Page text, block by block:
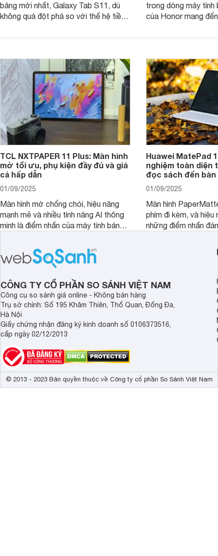
bảng mới nhất, Galaxy Tab S11, dù
không quá đột phá so với thế hệ tiền
đến trải nghiệm người dùng liền mạch
và mượt mà hơn.
trong dòng máy tính
của Honor mang
để lại một điểm trừ
TCL NXTPAPER 11 Plus: Màn hình
mờ tối ưu, phụ kiện đầy đủ và giá
cả hấp dẫn
01/09/2025
Màn hình mờ chống chói, hiệu năng
mạnh mẽ và nhiều tính năng AI thông
minh là điểm nhấn của máy tính bảng
đáng chú ý trong phân khúc tầm
trung.
Huawei MatePad
nghiệm toàn diện
đọc sách đến
01/09/2025
Màn hình
phím đi kèm, và hiệu
những điểm nhấn
máy tính bảng
đọc sách và làm
CÔNG TY CỔ PHẦN SO SÁNH VIỆT NAM
Công cụ so sánh giá online - Không bán hàng
Trụ sở chính: Số 195 Khâm Thiên, Thổ Quan, Đống Đa,
Hà Nội
Giấy chứng nhận đăng ký kinh doanh số 0106373516,
cấp ngày 02/12/2013
© 2013 - 2023 Bản quyền thuộc về Công ty cổ phần So Sánh Việt Nam